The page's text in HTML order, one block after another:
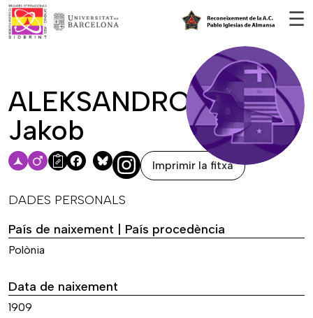
☰
ALEKSANDROWICZ,
Jakob
Facebook
Bluesky Imprimir la fitxa
DADES PERSONALS
País de naixement | País procedència
Polònia
Data de naixement
1909